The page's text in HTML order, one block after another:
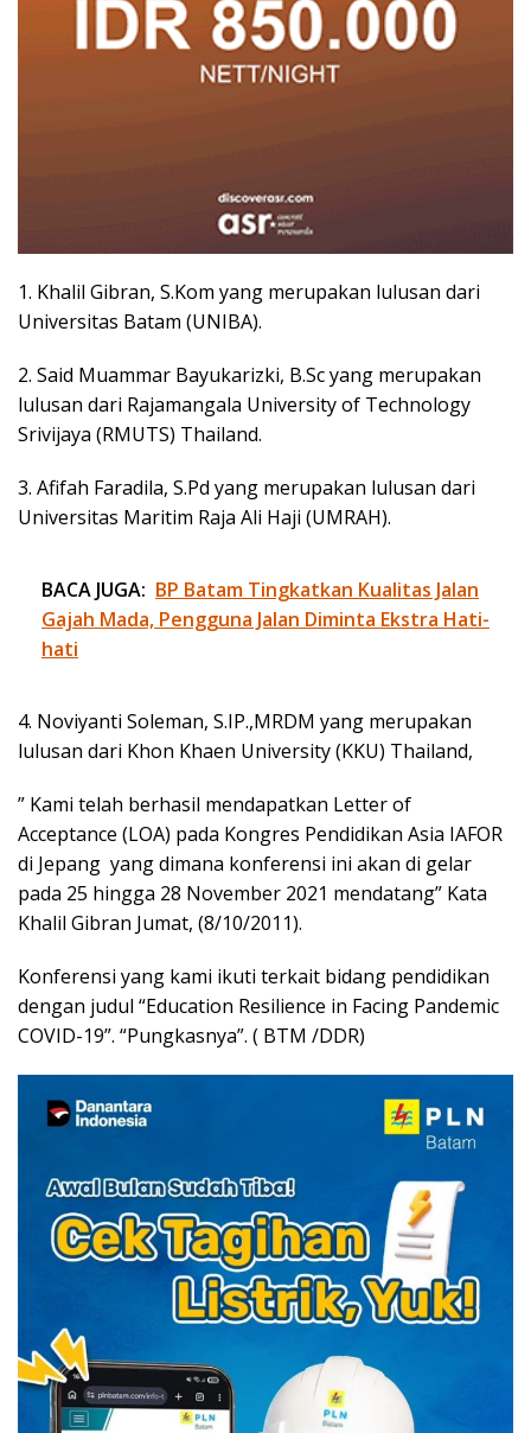
1. Khalil Gibran, S.Kom yang merupakan lulusan dari
Universitas Batam (UNIBA).
2. Said Muammar Bayukarizki, B.Sc yang merupakan
lulusan dari Rajamangala University of Technology
Srivijaya (RMUTS) Thailand.
3. Afifah Faradila, S.Pd yang merupakan lulusan dari
Universitas Maritim Raja Ali Haji (UMRAH).
BACA JUGA: BP Batam Tingkatkan Kualitas Jalan
Gajah Mada, Pengguna Jalan Diminta Ekstra Hati-
hati
4. Noviyanti Soleman, S.IP.,MRDM yang merupakan
lulusan dari Khon Khaen University (KKU) Thailand,
” Kami telah berhasil mendapatkan Letter of
Acceptance (LOA) pada Kongres Pendidikan Asia IAFOR
di Jepang yang dimana konferensi ini akan di gelar
pada 25 hingga 28 November 2021 mendatang” Kata
Khalil Gibran Jumat, (8/10/2011).
Konferensi yang kami ikuti terkait bidang pendidikan
dengan judul “Education Resilience in Facing Pandemic
COVID-19”. “Pungkasnya”. ( BTM /DDR)